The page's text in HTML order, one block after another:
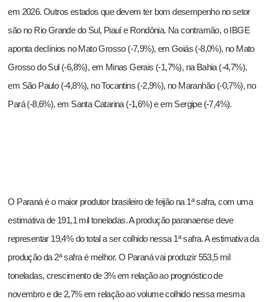
em 2026. Outros estados que devem ter bom desempenho no setor
são no Rio Grande do Sul, Piauí e Rondônia. Na contramão, o IBGE
aponta declínios no Mato Grosso (-7,9%), em Goiás (-8,0%), no Mato
Grosso do Sul (-6,8%), em Minas Gerais (-1,7%), na Bahia (-4,7%),
em São Paulo (-4,8%), no Tocantins (-2,9%), no Maranhão (-0,7%), no
Pará (-8,6%), em Santa Catarina (-1,6%) e em Sergipe (-7,4%).
O Paraná é o maior produtor brasileiro de feijão na 1ª safra, com uma
estimativa de 191,1 mil toneladas. A produção paranaense deve
representar 19,4% do total a ser colhido nessa 1ª safra. A estimativa da
produção da 2ª safra é melhor. O Paraná vai produzir 553,5 mil
toneladas, crescimento de 3% em relação ao prognóstico de
novembro e de 2,7% em relação ao volume colhido nessa mesma